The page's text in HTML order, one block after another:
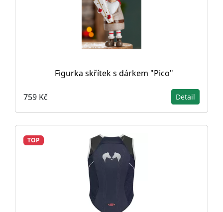
Figurka skřítek s dárkem "Pico"
759 Kč Detail
TOP